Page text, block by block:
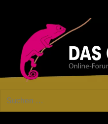
GEDICHT
Forum
von
Suchen